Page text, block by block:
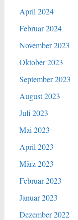
April 2024
Februar 2024
November 2023
Oktober 2023
September 2023
August 2023
Juli 2023
Mai 2023
April 2023
März 2023
Februar 2023
Januar 2023
Dezember 2022